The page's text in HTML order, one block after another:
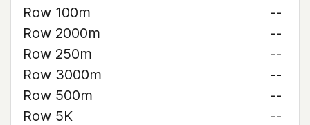
Row 100m
--
Row 2000m
--
Row 250m
--
Row 3000m
--
Row 500m
--
Row 5K
--